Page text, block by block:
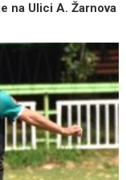
na Ulici A. Žarnova